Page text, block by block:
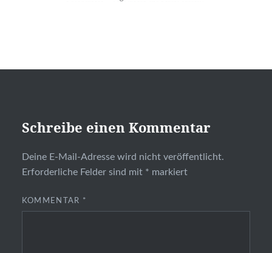
Schreibe einen Kommentar
Deine E-Mail-Adresse wird nicht veröffentlicht.
Erforderliche Felder sind mit * markiert
KOMMENTAR *